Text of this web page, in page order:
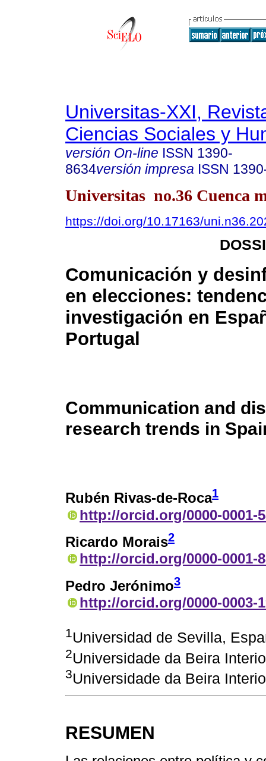
Universitas-XXI,
Ciencias Sociales y
versión On-line ISSN 1390-
8634versión impresa ISSN
Universitas no.36 Cuenca
https://doi.org/10.17163/
Comunicación y
en elecciones:
investigación en
Portugal
Communication and
research trends in
Rubén Rivas-de-Roca1
http://orcid.org/0000-0001-
Ricardo Morais2
http://orcid.org/0000-0001-
Pedro Jerónimo3
http://orcid.org/0000-0003-
1Universidad de Sevilla,
2Universidade da Beira
3Universidade da Beira
RESUMEN